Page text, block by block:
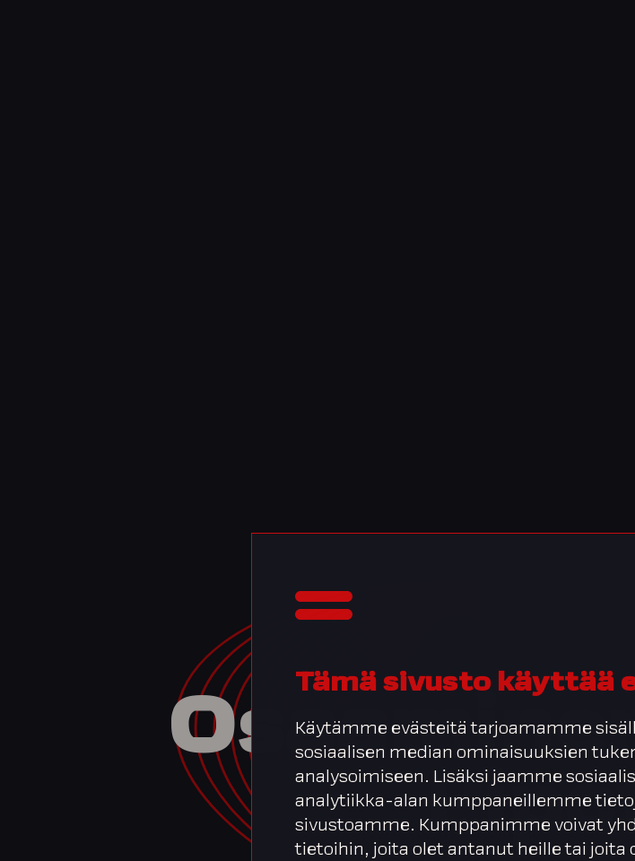
Tämä sivusto käyttää
Käytämme evästeitä tarjoamamme
sosiaalisen median ominaisuuksien
analysoimiseen. Lisäksi jaamme
analytiikka-alan kumppaneillemme
sivustoamme. Kumppanimme voivat
tietoihin, joita olet antanut heille tai joita